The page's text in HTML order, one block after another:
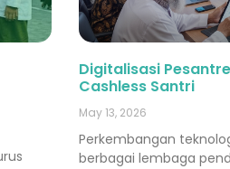
Digitalisasi
Cashless Santri
May 13, 2026
Perkembangan
berbagai lembaga